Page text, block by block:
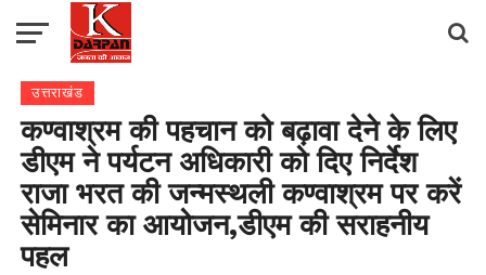
उत्तराखंड
कण्वाश्रम की पहचान को बढ़ावा देने के लिए
डीएम ने पर्यटन अधिकारी को दिए निर्देश
राजा भरत की जन्मस्थली कण्वाश्रम पर करें
सेमिनार का आयोजन,डीएम की सराहनीय
पहल